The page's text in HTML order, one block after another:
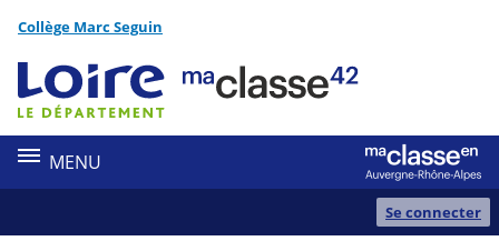
Menu de la rubrique
Contenu
Collège Marc Seguin
MENU
Se connecter